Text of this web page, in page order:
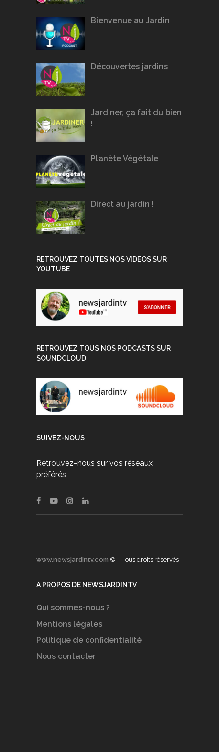
Bienvenue au Jardin
Découvertes jardins
Jardiner, ça fait du bien
!
Planète Végétale
Direct au jardin !
RETROUVEZ TOUTES NOS VIDEOS SUR
YOUTUBE
RETROUVEZ TOUS NOS PODCASTS SUR
SOUNDCLOUD
SUIVEZ-NOUS
Retrouvez-nous sur vos réseaux
préférés
www.newsjardintv.com © – Tous droits réservés
A PROPOS DE NEWSJARDINTV
Qui sommes-nous ?
Mentions légales
Politique de confidentialité
Nous contacter